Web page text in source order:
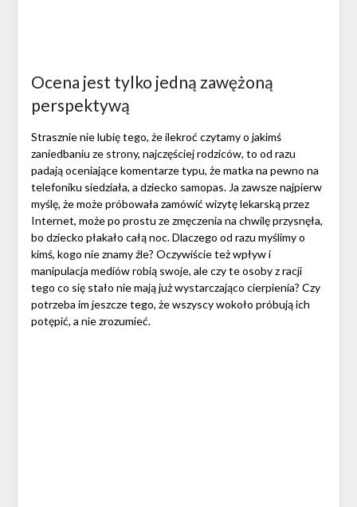
Ocena jest tylko jedną zawężoną
perspektywą
Strasznie nie lubię tego, że ilekroć czytamy o jakimś
zaniedbaniu ze strony, najczęściej rodziców, to od razu
padają oceniające komentarze typu, że matka na pewno na
telefoniku siedziała, a dziecko samopas. Ja zawsze najpierw
myślę, że może próbowała zamówić wizytę lekarską przez
Internet, może po prostu ze zmęczenia na chwilę przysnęła,
bo dziecko płakało całą noc. Dlaczego od razu myślimy o
kimś, kogo nie znamy źle? Oczywiście też wpływ i
manipulacja mediów robią swoje, ale czy te osoby z racji
tego co się stało nie mają już wystarczająco cierpienia? Czy
potrzeba im jeszcze tego, że wszyscy wokoło próbują ich
potępić, a nie zrozumieć.